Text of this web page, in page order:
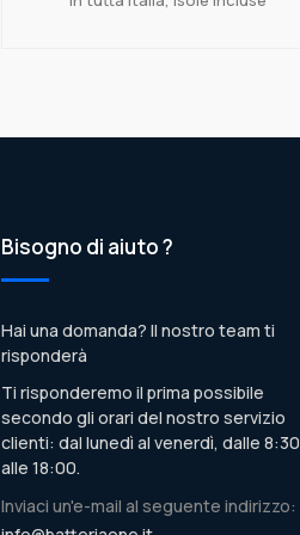
Bisogno di aiuto ?
Hai una domanda? Il nostro team ti
risponderà
Ti risponderemo il prima possibile
secondo gli orari del nostro servizio
clienti: dal lunedì al venerdì, dalle 8:30
alle 18:00.
Inviaci un'e-mail al seguente indirizzo: